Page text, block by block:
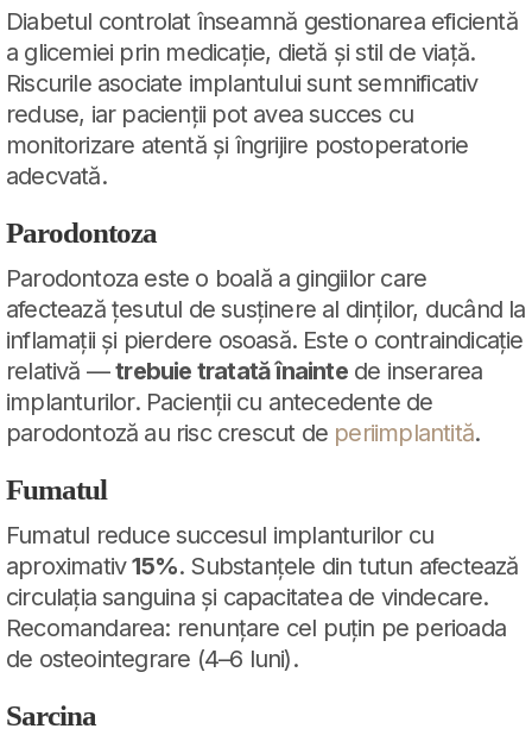
Diabetul controlat înseamnă gestionarea eficientă
a glicemiei prin medicație, dietă și stil de viață.
Riscurile asociate implantului sunt semnificativ
reduse, iar pacienții pot avea succes cu
monitorizare atentă și îngrijire postoperatorie
adecvată.
Parodontoza
Parodontoza este o boală a gingiilor care
afectează țesutul de susținere al dinților, ducând la
inflamații și pierdere osoasă. Este o contraindicație
relativă —trebuie tratată înaintede inserarea
implanturilor. Pacienții cu antecedente de
parodontoză au risc crescut de periimplantită.
Fumatul
Fumatul reduce succesul implanturilor cu
aproximativ15%. Substanțele din tutun afectează
circulația sanguina și capacitatea de vindecare.
Recomandarea: renunțare cel puțin pe perioada
de osteointegrare (4–6 luni).
Sarcina